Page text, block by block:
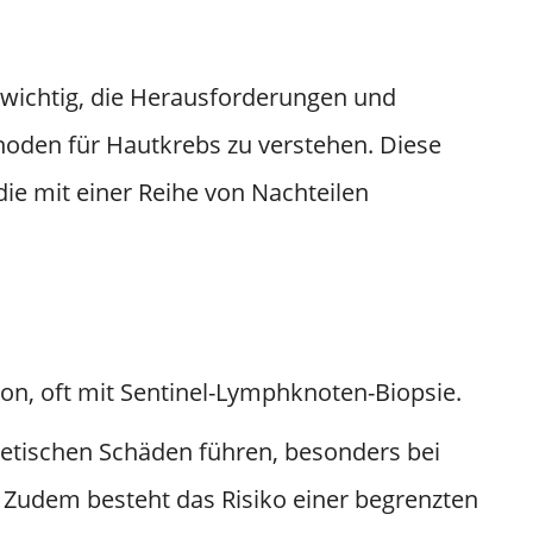
die Herausforderungen und
für Hautkrebs zu verstehen. Diese
mit einer Reihe von Nachteilen
oft mit Sentinel-Lymphknoten-Biopsie.
Schäden führen, besonders bei
besteht das Risiko einer begrenzten